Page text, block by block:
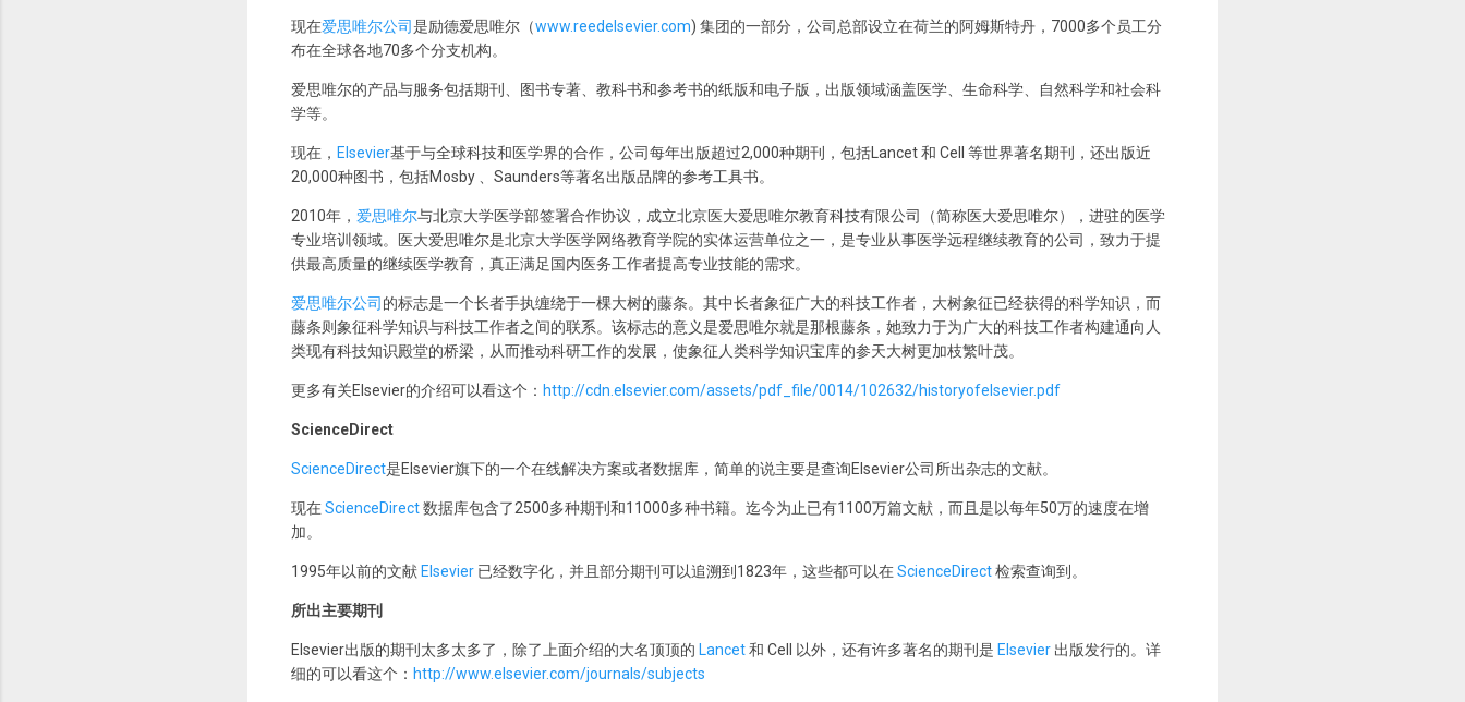
现在爱思唯尔公司是励德爱思唯尔（www.reedelsevier.com) 集团的一部分，公司总部设立在荷兰的阿姆斯特丹，7000多个员工分
布在全球各地70多个分支机构。
爱思唯尔的产品与服务包括期刊、图书专著、教科书和参考书的纸版和电子版，出版领域涵盖医学、生命科学、自然科学和社会科
学等。
现在， Elsevier基于与全球科技和医学界的合作，公司每年出版超过2,000种期刊，包括Lancet 和 Cell 等世界著名期刊，还出版近
20,000种图书，包括Mosby 、Saunders等著名出版品牌的参考工具书。
2010年， 爱思唯尔与北京大学医学部签署合作协议，成立北京医大爱思唯尔教育科技有限公司（简称医大爱思唯尔），进驻的医学
专业培训领域。医大爱思唯尔是北京大学医学网络教育学院的实体运营单位之一，是专业从事医学远程继续教育的公司，致力于提
供最高质量的继续医学教育，真正满足国内医务工作者提高专业技能的需求。
爱思唯尔公司 的标志是一个长者手执缠绕于一棵大树的藤条。其中长者象征广大的科技工作者，大树象征已经获得的科学知识，而
藤条则象征科学知识与科技工作者之间的联系。该标志的意义是爱思唯尔就是那根藤条，她致力于为广大的科技工作者构建通向人
类现有科技知识殿堂的桥梁，从而推动科研工作的发展，使象征人类科学知识宝库的参天大树更加枝繁叶茂。
更多有关Elsevier的介绍可以看这个： http://cdn.elsevier.com/assets/pdf_file/0014/102632/historyofelsevier.pdf
ScienceDirect
ScienceDirect是Elsevier旗下的一个在线解决方案或者数据库，简单的说主要是查询Elsevier公司所出杂志的文献。
现在ScienceDirect数据库包含了2500多种期刊和11000多种书籍。迄今为止已有1100万篇文献，而且是以每年50万的速度在增
加。
1995年以前的文献 Elsevier 已经数字化，并且部分期刊可以追溯到1823年，这些都可以在ScienceDirect检索查询到。
所出主要期刊
Elsevier出版的期刊太多太多了，除了上面介绍的大名顶顶的 Lancet和 Cell 以外，还有许多著名的期刊是 Elsevier 出版发行的。详
细的可以看这个： http://www.elsevier.com/journals/subjects